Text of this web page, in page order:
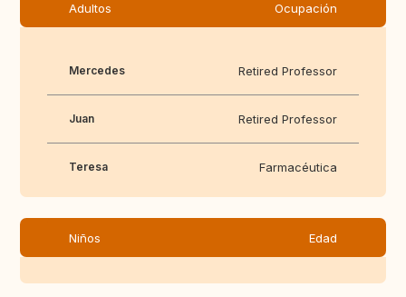
Adultos Ocupación
Mercedes Retired Professor
Juan Retired Professor
Teresa Farmacéutica
Niños Edad